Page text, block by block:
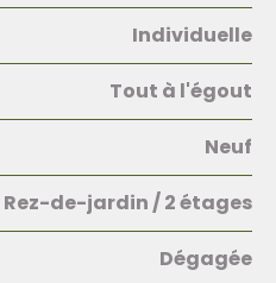
Individuelle
Tout à l'égout
Neuf
Rez-de-jardin / 2 étages
Dégagée